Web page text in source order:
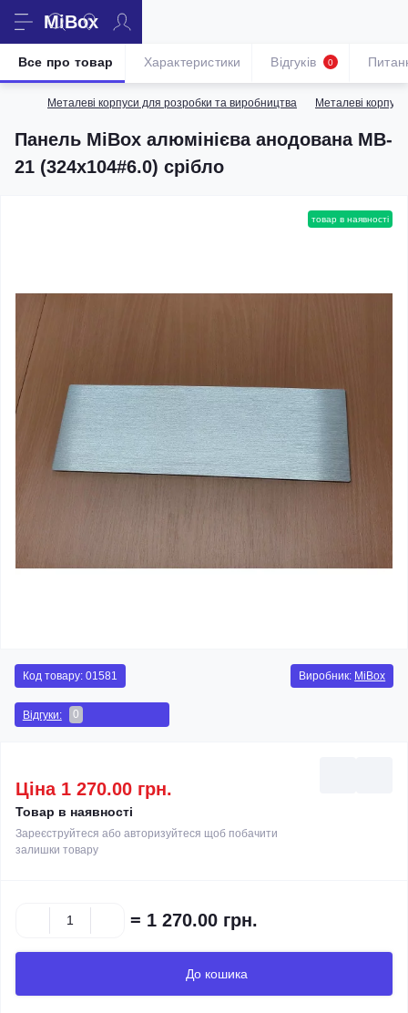
MiBox
Металеві корпуси для розробки та виробництва Металеві
Панель MiBox алюмінієва анодована MB-
21 (324x104#6.0) срібло
Все про товар Характеристики Відгуків 0
товар в наявності
Код товару:01581 Виробник: MiBox
Відгуки: 0
Ціна 1 270.00 грн.
Товар в наявності
Зареєструйтеся або авторизуйтеся щоб побачити
залишки товару
= 1 270.00 грн.
До кошика